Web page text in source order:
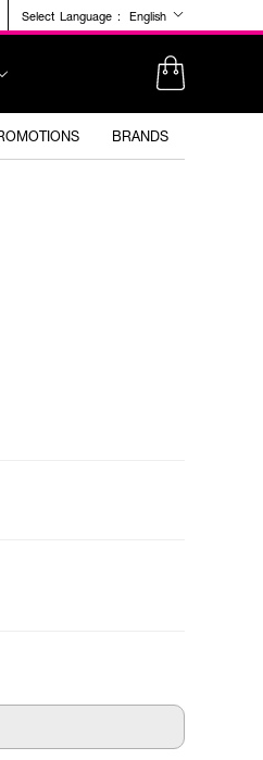
Select Language : English
BRANDS